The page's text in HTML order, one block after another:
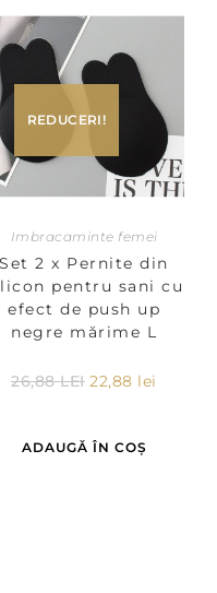
REDUCERI!
Imbracaminte femei
Set 2 x Pernite din
pentru sani cu
efect de push up
negre mărime L
26,88LEI 22,88 lei
ADAUGĂ ÎN COȘ